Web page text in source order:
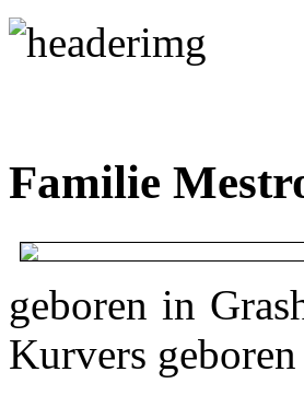
Familie
geboren in
Kurvers